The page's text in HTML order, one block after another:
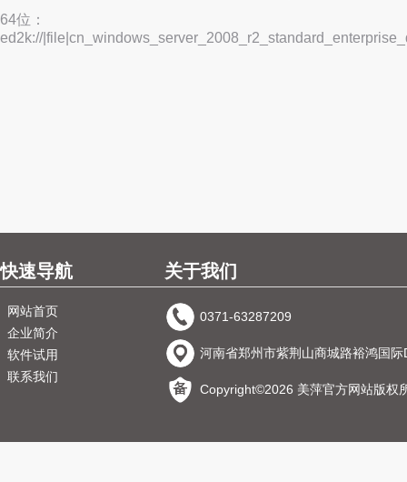
64位：
ed2k://
快速导航
网站首页
企业简介
软件试用
联系我们
关于我们
0371-63287209
河南省郑州市紫荆山商城路裕鸿国
Copyright©2026 美萍官方网站版